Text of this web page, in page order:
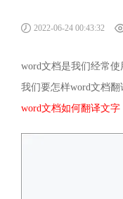
2022-06-24 00:43:32
word文档是我们经常
我们要怎样word文档
word文档如何翻译文字